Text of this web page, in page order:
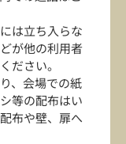
は立ち入らな
が他の利用者
ださい。
、会場での紙
等の配布はい
布や壁、扉へ